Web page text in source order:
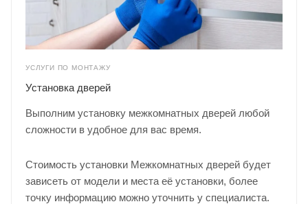
УСЛУГИ ПО МОНТАЖУ
Установка дверей
Выполним установку межкомнатных дверей любой
сложности в удобное для вас время.
Стоимость установки Межкомнатных дверей будет
зависеть от модели и места её установки, более
точку информацию можно уточнить у специалиста.